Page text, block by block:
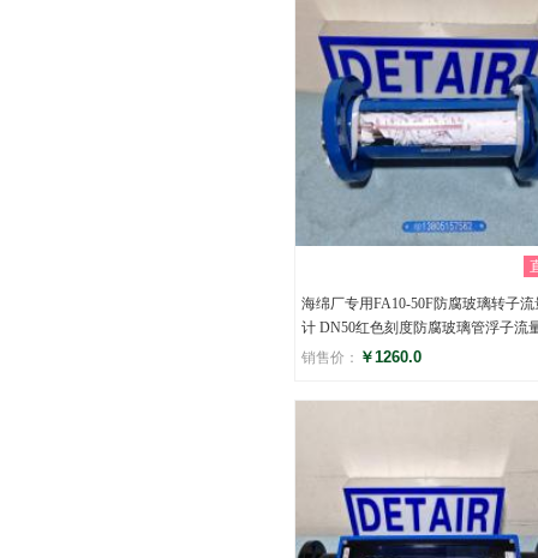
海绵厂专用FA10-50F防腐玻璃转子流
计 DN50红色刻度防腐玻璃管浮子流
销售价： ￥1260.0
评分